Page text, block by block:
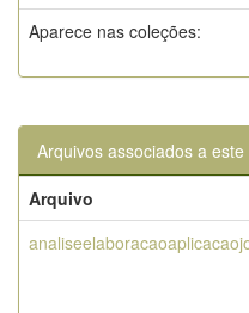
Aparece nas coleções:
Arquivos associados a este
Arquivo